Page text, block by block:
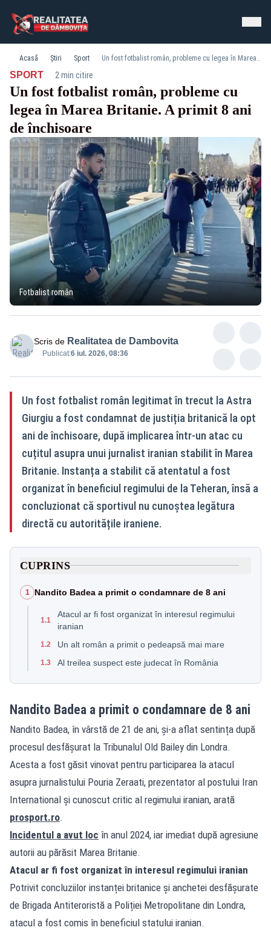
Acasă Știri Sport Un fost fotbalist român, probleme cu legea în Marea Britanie. A primit 8 ani de închisoare
SPORT· 2 min citire
Un fost fotbalist român, probleme cu
legea în Marea Britanie. A primit 8 ani
de închisoare
Fotbalist român
Scris de Realitatea de Dambovita
Publicat:6 iul. 2026, 08:36
Un fost fotbalist român legitimat în trecut la Astra
Giurgiu a fost condamnat de justiția britanică la opt
ani de închisoare, după implicarea într-un atac cu
cuțitul asupra unui jurnalist iranian stabilit în Marea
Britanie. Instanța a stabilit că atentatul a fost
organizat în beneficiul regimului de la Teheran, însă a
concluzionat că sportivul nu cunoștea legătura
directă cu autoritățile iraniene.
CUPRINS
1 Nandito Badea a primit o condamnare de 8 ani
1.1
Atacul ar fi fost organizat în interesul regimului
iranian
1.2 Un alt român a primit o pedeapsă mai mare
1.3 Al treilea suspect este judecat în România
Nandito Badea a primit o condamnare de 8 ani
Nandito Badea, în vârstă de 21 de ani, și-a aflat sentința după
procesul desfășurat la Tribunalul Old Bailey din Londra.
Acesta a fost găsit vinovat pentru participarea la atacul
asupra jurnalistului Pouria Zeraati, prezentator al postului Iran
International și cunoscut critic al regimului iranian, arată
prosport.ro.
Incidentul a avut loc în anul 2024, iar imediat după agresiune
autorii au părăsit Marea Britanie.
Atacul ar fi fost organizat în interesul regimului iranian
Potrivit concluziilor instanței britanice și anchetei desfășurate
de Brigada Antiteroristă a Poliției Metropolitane din Londra,
atacul a fost comis în beneficiul statului iranian.